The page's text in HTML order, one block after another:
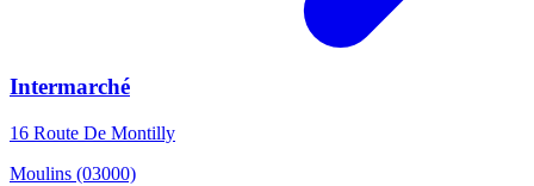
Intermarché
16 Route De Montilly
Moulins (03000)